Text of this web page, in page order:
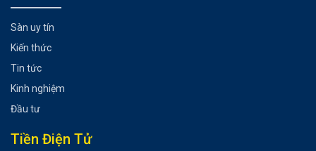
Điều cần lưu ý khi giao dịch với cặp tiền tệ chéo trong
Forex
Kết luận
Có thể bạn chưa biết
Sàn uy tín
Kiến thức
Tin tức
Kinh nghiệm
Đầu tư
Tiền Điện Tử